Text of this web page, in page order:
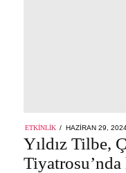
ETKINLIK
POSTED
ON
HAZIRAN 29,
Yıldız Tilbe,
Tiyatrosu’nda